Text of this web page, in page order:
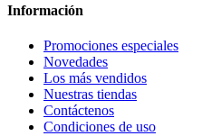
Información
Promociones especiales
Novedades
Los más vendidos
Nuestras tiendas
Contáctenos
Condiciones de uso